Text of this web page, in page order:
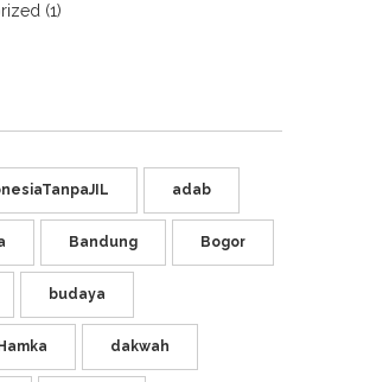
(1)
adab
Bandung Bogor
budaya
dakwah